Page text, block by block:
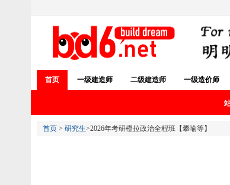
首页 一级建造师 二级建造师 一级造价师
首页 > 研究生>2026年考研橙拉政治全程班【攀喻等】